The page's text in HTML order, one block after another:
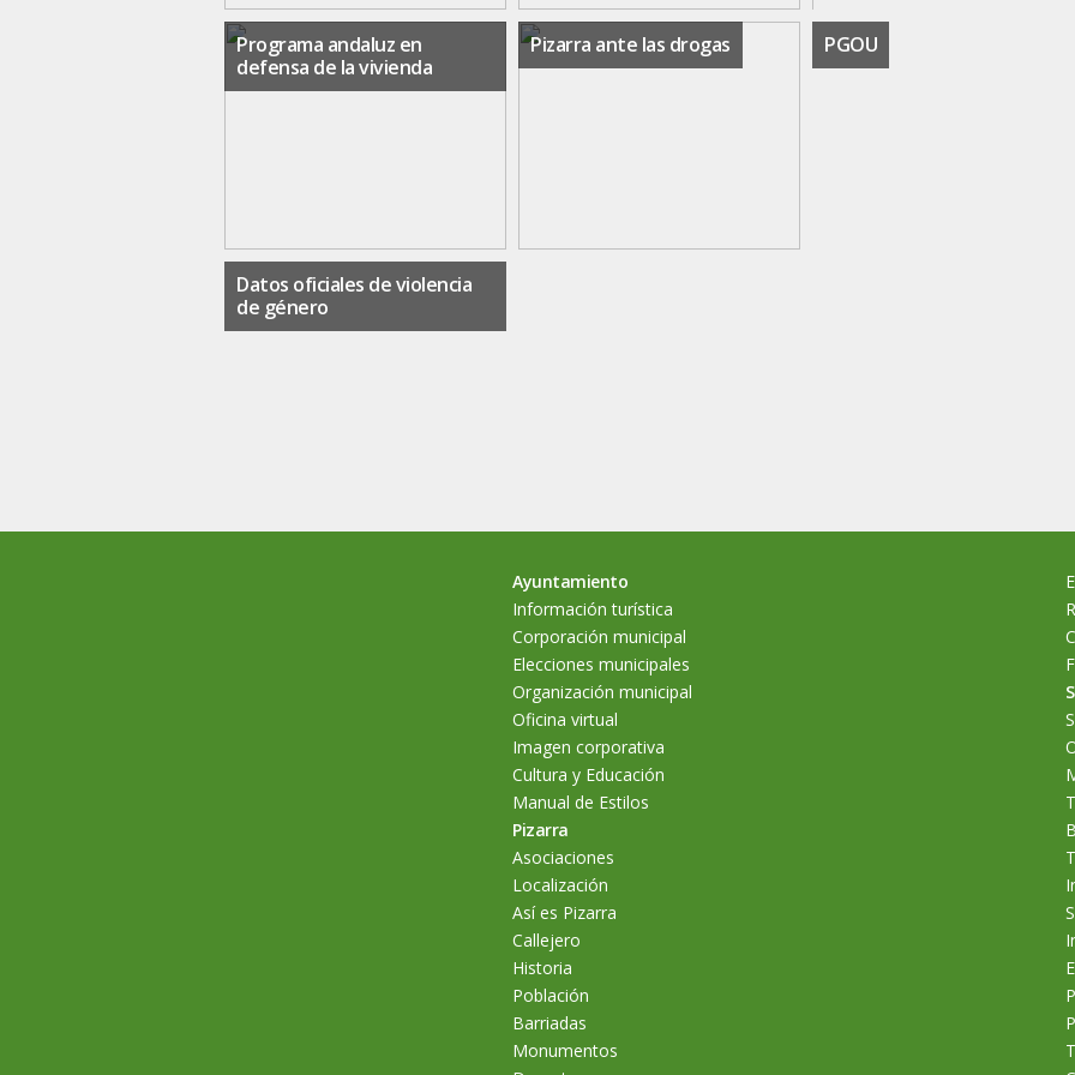
Programa andaluz en
defensa de la vivienda
Pizarra ante las drogas PGOU
Datos oficiales de violencia
de género
Ayuntamiento
Información turística
Corporación municipal
Elecciones municipales
Organización municipal
Oficina virtual
Imagen corporativa
Cultura y Educación
Manual de Estilos
Pizarra
Asociaciones
Localización
Así es Pizarra
Callejero
Historia
Población
Barriadas
Monumentos